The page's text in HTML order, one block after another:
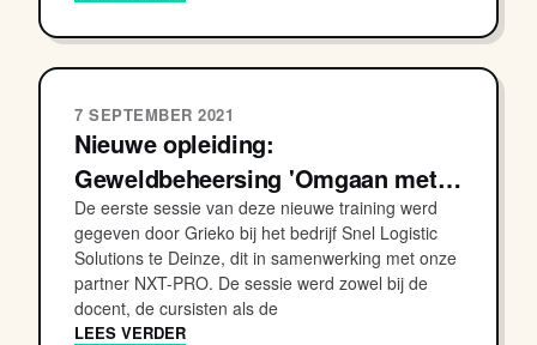
7 SEPTEMBER 2021
Nieuwe opleiding:
Geweldbeheersing 'Omgaan met…
De eerste sessie van deze nieuwe training werd
gegeven door Grieko bij het bedrijf Snel Logistic
Solutions te Deinze, dit in samenwerking met onze
partner NXT-PRO. De sessie werd zowel bij de
docent, de cursisten als de
LEES VERDER